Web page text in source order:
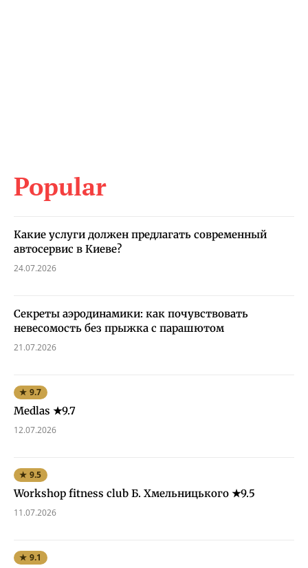
Popular
Какие услуги должен предлагать современный
автосервис в Киеве?
24.07.2026
Секреты аэродинамики: как почувствовать
невесомость без прыжка с парашютом
21.07.2026
★ 9.7
Medlas ★9.7
12.07.2026
★ 9.5
Workshop fitness club Б. Хмельницького ★9.5
11.07.2026
★ 9.1